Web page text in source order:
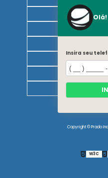
Copyright © Prado
W3C
Insira seu